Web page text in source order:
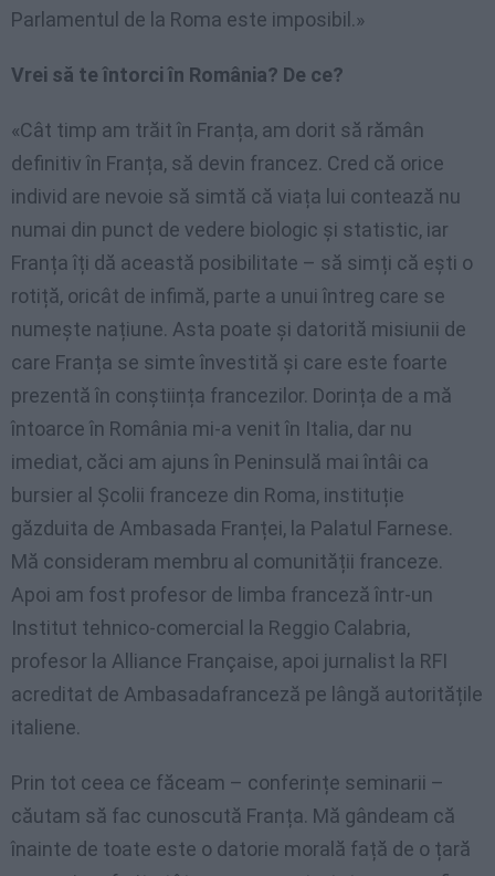
Parlamentul de la Roma este imposibil.»
Vrei să te întorci în România? De ce?
«Cât timp am trăit în Franța, am dorit să rămân
definitiv în Franța, să devin francez. Cred că orice
individ are nevoie să simtă că viața lui contează nu
numai din punct de vedere biologic și statistic, iar
Franța îți dă această posibilitate – să simți că ești o
rotiță, oricât de infimă, parte a unui întreg care se
numește națiune. Asta poate și datorită misiunii de
care Franța se simte învestită și care este foarte
prezentă în conștiința francezilor. Dorința de a mă
întoarce în România mi-a venit în Italia, dar nu
imediat, căci am ajuns în Peninsulă mai întâi ca
bursier al Școlii franceze din Roma, instituție
găzduita de Ambasada Franței, la Palatul Farnese.
Mă consideram membru al comunității franceze.
Apoi am fost profesor de limba franceză într-un
Institut tehnico-comercial la Reggio Calabria,
profesor la Alliance Française, apoi jurnalist la RFI
acreditat de Ambasadafranceză pe lângă autoritățile
italiene.
Prin tot ceea ce făceam – conferințe seminarii –
căutam să fac cunoscută Franța. Mă gândeam că
înainte de toate este o datorie morală față de o țară